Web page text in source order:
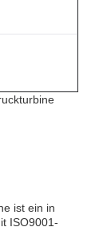
ist ein in
ISO9001-